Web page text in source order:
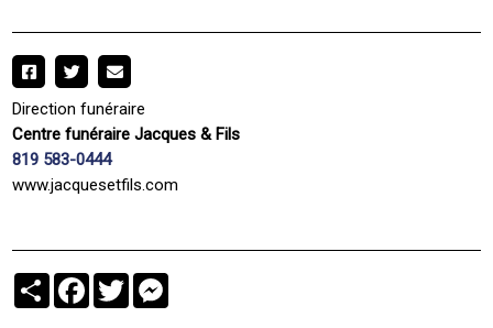
Direction funéraire
Centre funéraire Jacques & Fils
819 583-0444
www.jacquesetfils.com
PartagerFacebook
Twitter